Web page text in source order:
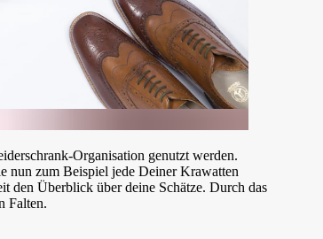
Organisation genutzt werden.
nun zum Beispiel jede Deiner Krawatten
den Überblick über deine Schätze. Durch das
Falten.